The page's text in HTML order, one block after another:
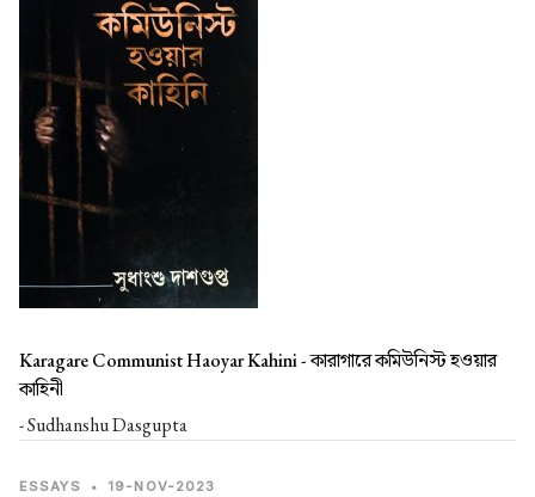
Karagare Communist Haoyar Kahini -কারাগারে কমিউনিস্ট হওয়ার
কাহিনী
- Sudhanshu Dasgupta
ESSAYS • 19-NOV-2023